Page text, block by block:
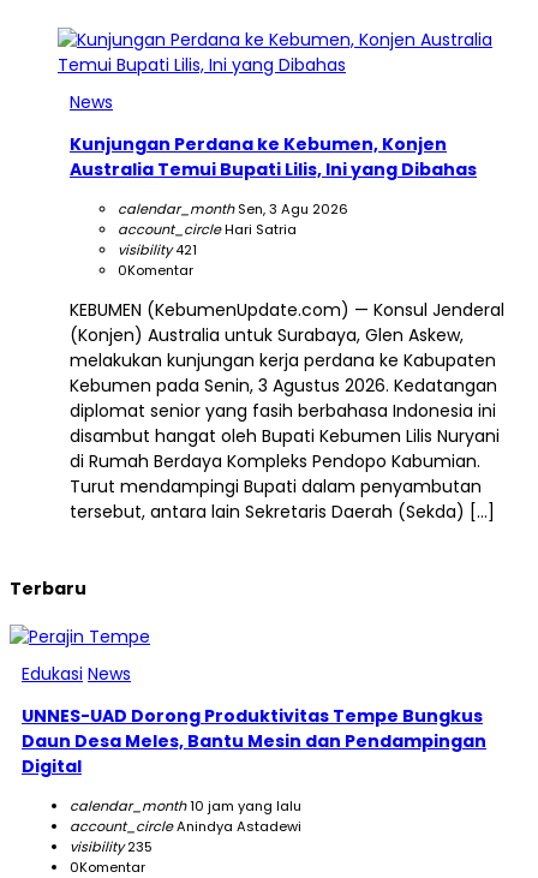
News
Kunjungan Perdana ke Kebumen, Konjen
Australia Temui Bupati Lilis, Ini yang Dibahas
calendar_monthSen, 3 Agu 2026
account_circleHari Satria
visibility421
0Komentar
KEBUMEN (KebumenUpdate.com) — Konsul Jenderal
(Konjen) Australia untuk Surabaya, Glen Askew,
melakukan kunjungan kerja perdana ke Kabupaten
Kebumen pada Senin, 3 Agustus 2026. Kedatangan
diplomat senior yang fasih berbahasa Indonesia ini
disambut hangat oleh Bupati Kebumen Lilis Nuryani
di Rumah Berdaya Kompleks Pendopo Kabumian.
Turut mendampingi Bupati dalam penyambutan
tersebut, antara lain Sekretaris Daerah (Sekda) […]
Terbaru
Edukasi News
UNNES-UAD Dorong Produktivitas Tempe Bungkus
Daun Desa Meles, Bantu Mesin dan Pendampingan
Digital
calendar_month10 jam yang lalu
account_circleAnindya Astadewi
visibility235
0Komentar